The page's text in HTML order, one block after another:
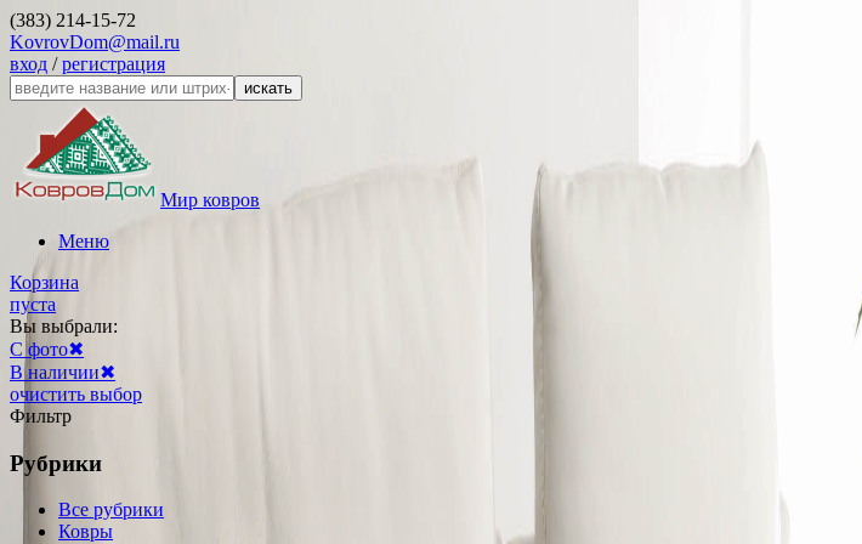
(383) 214-15-72
KovrovDom@mail.ru
вход /регистрация
искать
Мир ковров
Меню
Корзина
пуста
Вы выбрали:
С фото✖
В наличии✖
очистить выбор
Фильтр
Рубрики
Все рубрики
Ковры